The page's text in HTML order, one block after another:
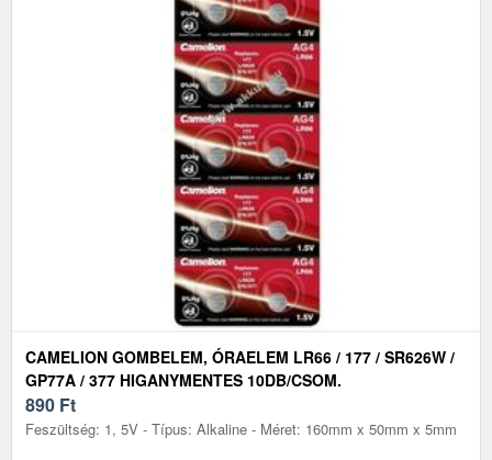
CAMELION GOMBELEM, ÓRAELEM LR66 / 177 / SR626W /
GP77A / 377 HIGANYMENTES 10DB/CSOM.
890 Ft
Feszültség: 1, 5V - Típus: Alkaline - Méret: 160mm x 50mm x 5mm